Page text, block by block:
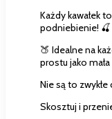
Każdy kawałek to
podniebienie! 🍒
🍑 Idealne na
prostu jako
Nie są to zwykłe
Skosztuj i